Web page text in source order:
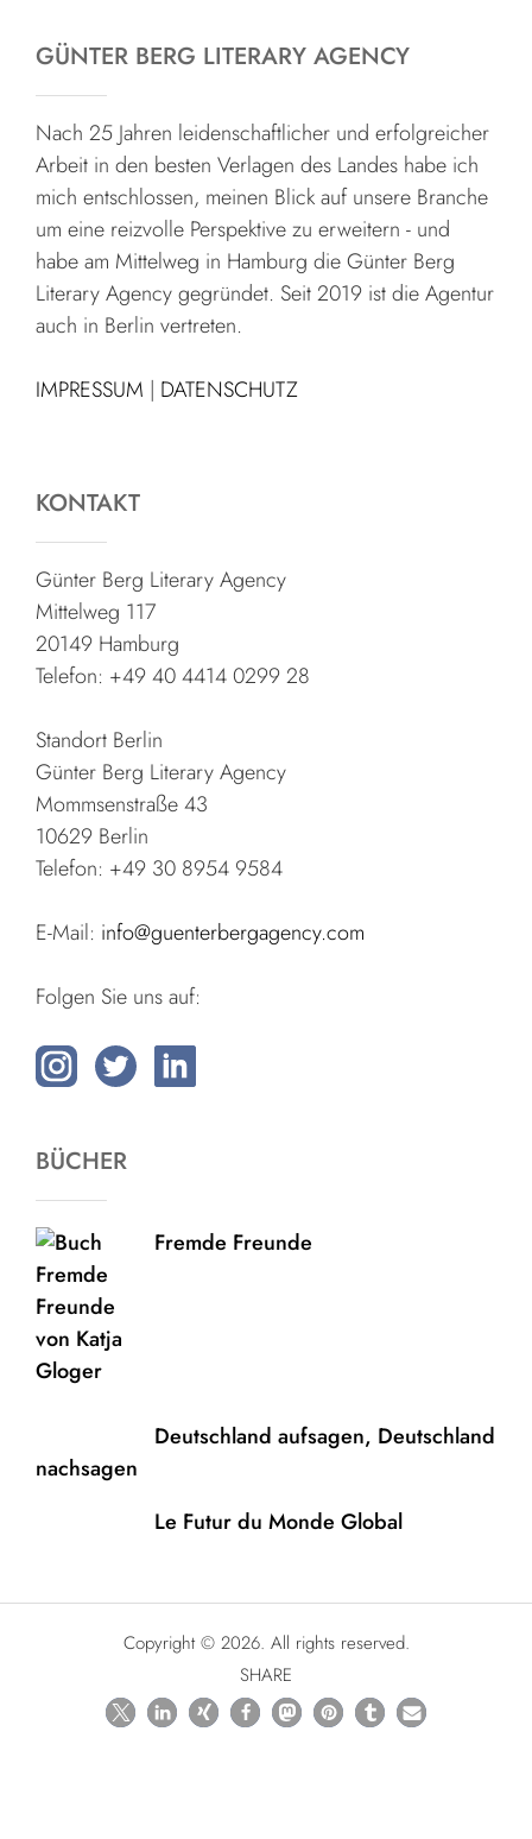
GÜNTER BERG LITERARY AGENCY
Nach 25 Jahren leidenschaftlicher und erfolgreicher
Arbeit in den besten Verlagen des Landes habe ich
mich entschlossen, meinen Blick auf unsere Branche
um eine reizvolle Perspektive zu erweitern - und
habe am Mittelweg in Hamburg die Günter Berg
Literary Agency gegründet. Seit 2019 ist die Agentur
auch in Berlin vertreten.
IMPRESSUM | DATENSCHUTZ
KONTAKT
Günter Berg Literary Agency
Mittelweg 117
20149 Hamburg
Telefon: +49 40 4414 0299 28
Standort Berlin
Günter Berg Literary Agency
Mommsenstraße 43
10629 Berlin
Telefon: +49 30 8954 9584
E-Mail: info@guenterbergagency.com
Folgen Sie uns auf:
BÜCHER
Fremde Freunde
Deutschland aufsagen, Deutschland
nachsagen
Le Futur du Monde Global
Copyright © 2026. All rights reserved.
SHARE